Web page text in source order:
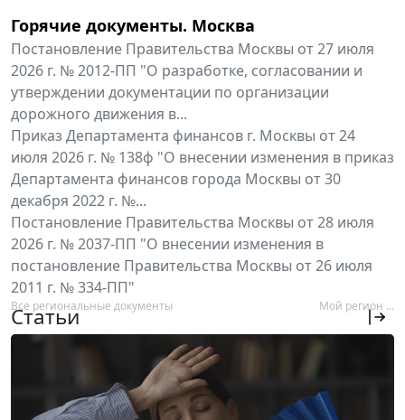
Горячие документы. Москва
Постановление Правительства Москвы от 27 июля
2026 г. № 2012-ПП "О разработке, согласовании и
утверждении документации по организации
дорожного движения в...
Приказ Департамента финансов г. Москвы от 24
июля 2026 г. № 138ф "О внесении изменения в приказ
Департамента финансов города Москвы от 30
декабря 2022 г. №...
Постановление Правительства Москвы от 28 июля
2026 г. № 2037-ПП "О внесении изменения в
постановление Правительства Москвы от 26 июля
2011 г. № 334-ПП"
Все региональные документы Мой регион ...
Статьи